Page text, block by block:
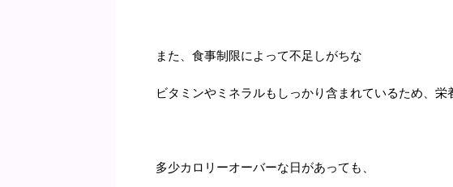
また、食事制限によって不足しがちな
ビタミンやミネラルもしっかり含まれているため、栄
多少カロリーオーバーな日があっても、